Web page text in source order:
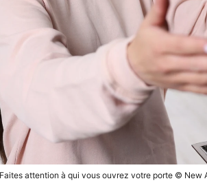
Faites attention à qui vous ouvrez votre porte © New